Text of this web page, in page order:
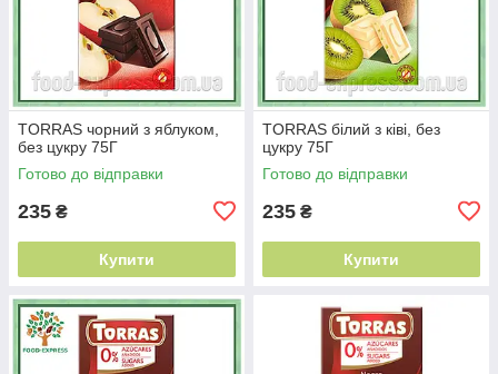
TORRAS чорний з яблуком,
без цукру 75Г
Готово до відправки
235 ₴
Купити
TORRAS білий з ківі, без
цукру 75Г
Готово до відправки
235 ₴
Купити